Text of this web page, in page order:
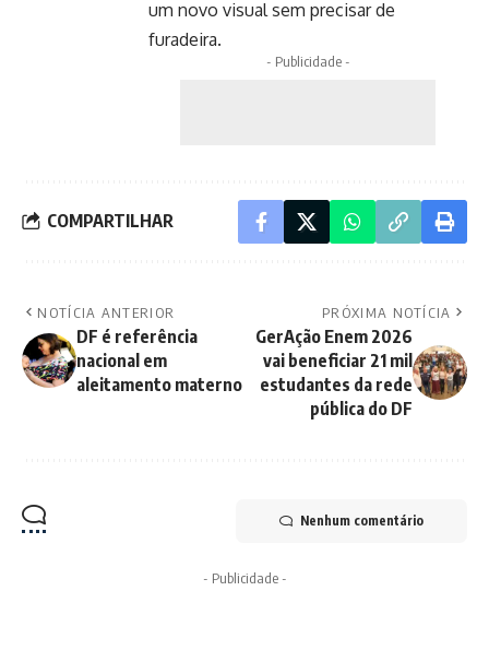
um novo visual sem precisar de
furadeira.
- Publicidade -
COMPARTILHAR
NOTÍCIA ANTERIOR
DF é referência
nacional em
aleitamento materno
PRÓXIMA NOTÍCIA
GerAção Enem 2026
vai beneficiar 21 mil
estudantes da rede
pública do DF
Nenhum comentário
- Publicidade -